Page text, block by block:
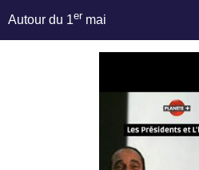
Autour du 1er mai